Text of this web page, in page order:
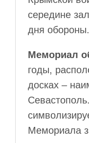
середине
дня обороны.
Мемориал
годы,
досках –
Мемориала